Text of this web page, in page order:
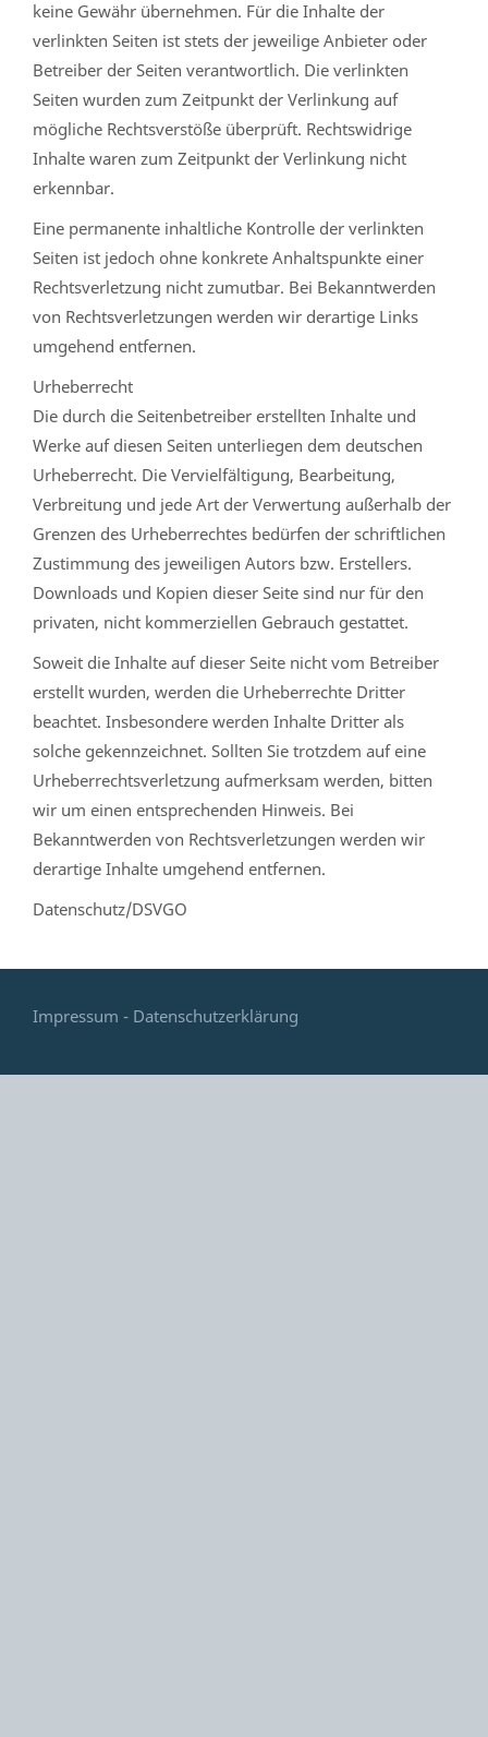
keine Gewähr übernehmen. Für die Inhalte der
verlinkten Seiten ist stets der jeweilige Anbieter oder
Betreiber der Seiten verantwortlich. Die verlinkten
Seiten wurden zum Zeitpunkt der Verlinkung auf
mögliche Rechtsverstöße überprüft. Rechtswidrige
Inhalte waren zum Zeitpunkt der Verlinkung nicht
erkennbar.
Eine permanente inhaltliche Kontrolle der verlinkten
Seiten ist jedoch ohne konkrete Anhaltspunkte einer
Rechtsverletzung nicht zumutbar. Bei Bekanntwerden
von Rechtsverletzungen werden wir derartige Links
umgehend entfernen.
Urheberrecht
Die durch die Seitenbetreiber erstellten Inhalte und
Werke auf diesen Seiten unterliegen dem deutschen
Urheberrecht. Die Vervielfältigung, Bearbeitung,
Verbreitung und jede Art der Verwertung außerhalb der
Grenzen des Urheberrechtes bedürfen der schriftlichen
Zustimmung des jeweiligen Autors bzw. Erstellers.
Downloads und Kopien dieser Seite sind nur für den
privaten, nicht kommerziellen Gebrauch gestattet.
Soweit die Inhalte auf dieser Seite nicht vom Betreiber
erstellt wurden, werden die Urheberrechte Dritter
beachtet. Insbesondere werden Inhalte Dritter als
solche gekennzeichnet. Sollten Sie trotzdem auf eine
Urheberrechtsverletzung aufmerksam werden, bitten
wir um einen entsprechenden Hinweis. Bei
Bekanntwerden von Rechtsverletzungen werden wir
derartige Inhalte umgehend entfernen.
Datenschutz/DSVGO
Impressum - Datenschutzerklärung